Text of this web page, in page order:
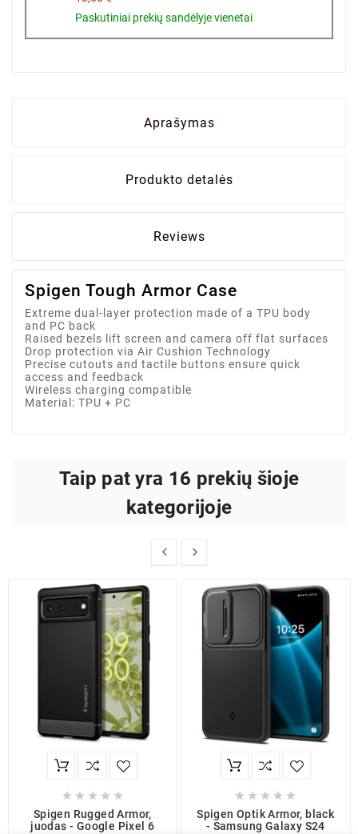
Paskutiniai prekių sandėlyje vienetai
Aprašymas
Produkto detalės
Reviews
Spigen Tough Armor Case
Extreme dual-layer protection made of a TPU body
and PC back
Raised bezels lift screen and camera off flat surfaces
Drop protection via Air Cushion Technology
Precise cutouts and tactile buttons ensure quick
access and feedback
Wireless charging compatible
Material: TPU + PC
Taip pat yra 16 prekių šioje
kategorijoje
 
    
Spigen Rugged Armor,
juodas - Google Pixel 6
    
Spigen Optik Armor, black
- Samsung Galaxy S24